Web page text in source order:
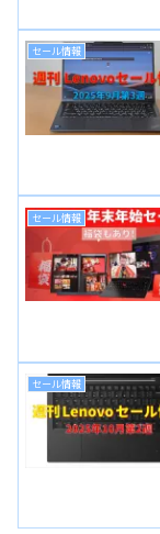
セール情報
セール情報
セール情報